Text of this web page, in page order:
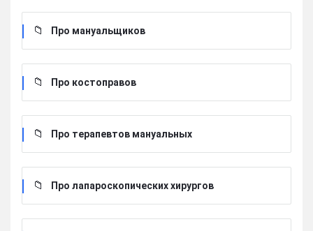
Про мануальщиков
Про костоправов
Про терапевтов мануальных
Про лапароскопических хирургов